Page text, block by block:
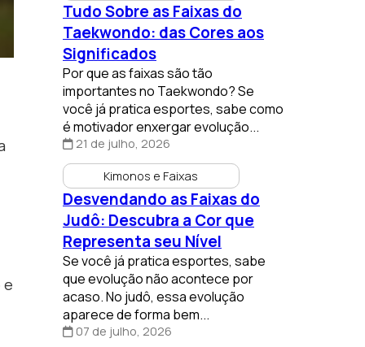
e
Tudo Sobre as Faixas do
Taekwondo: das Cores aos
Significados
Por que as faixas são tão
importantes no Taekwondo? Se
você já pratica esportes, sabe como
é motivador enxergar evolução...
21 de julho, 2026
Kimonos e Faixas
Desvendando as Faixas do
Judô: Descubra a Cor que
Representa seu Nível
Se você já pratica esportes, sabe
que evolução não acontece por
acaso. No judô, essa evolução
aparece de forma bem...
07 de julho, 2026